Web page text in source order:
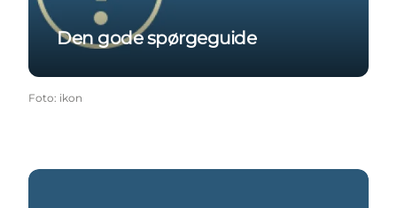
Den gode spørgeguide
Foto: ikon
Den kvantitative huskeliste